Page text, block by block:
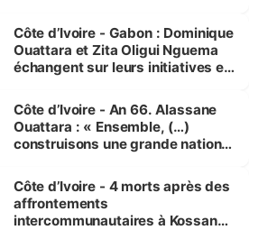
Côte d’Ivoire - Gabon : Dominique
Ouattara et Zita Oligui Nguema
échangent sur leurs initiatives en
enfants
Côte d’Ivoire - An 66. Alassane
Ouattara : « Ensemble, (…)
construisons une grande nation
générations futures »
Côte d’Ivoire - 4 morts après des
affrontements
intercommunautaires à Kossandji